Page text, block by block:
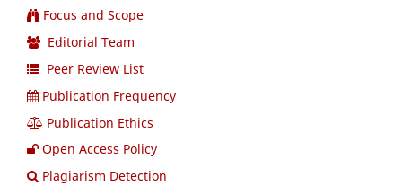
Focus and Scope
Editorial Team
Peer Review List
Publication Frequency
Publication Ethics
Open Access Policy
Plagiarism Detection